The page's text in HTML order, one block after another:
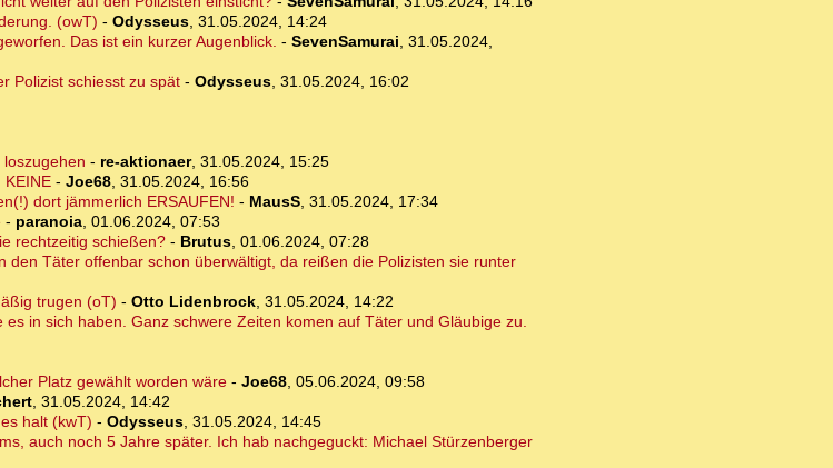
(owT) - Odysseus, 31.05.2024, 14:24
Das ist ein kurzer Augenblick. - SevenSamurai, 31.05.2024,
Polizist schiesst zu spät- Odysseus, 31.05.2024, 16:02
- re-aktionaer, 31.05.2024, 15:25
- Joe68, 31.05.2024, 16:56
dort jämmerlich ERSAUFEN! - MausS, 31.05.2024, 17:34
- paranoia, 01.06.2024, 07:53
rechtzeitig schießen?- Brutus, 01.06.2024, 07:28
Täter offenbar schon überwältigt, da reißen die Polizisten sie runter
trugen (oT) - Otto Lidenbrock, 31.05.2024, 14:22
in sich haben. Ganz schwere Zeiten komen auf Täter und Gläubige zu.
Platz gewählt worden wäre- Joe68, 05.06.2024, 09:58
, 31.05.2024, 14:42
halt (kwT) - Odysseus, 31.05.2024, 14:45
auch noch 5 Jahre später. Ich hab nachgeguckt: Michael Stürzenberger